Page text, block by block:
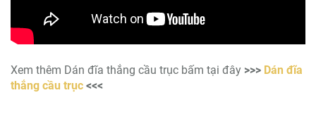
Xem thêm Dán đĩa thắng cầu trục bấm tại đây >>> Dán đĩa
thắng cầu trục <<<